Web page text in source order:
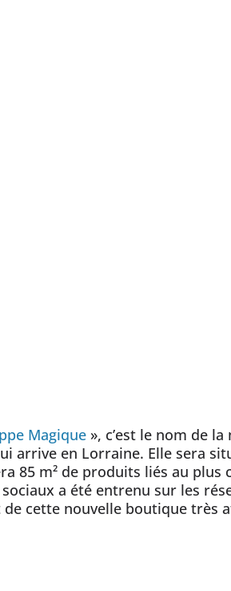
Magique », c’est le nom de
arrive en Lorraine. Elle sera
85 m² de produits liés au plus
a été entrenu sur les
de cette nouvelle boutique très